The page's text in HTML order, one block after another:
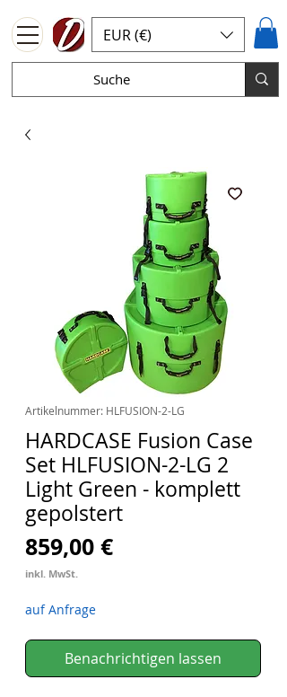
EUR (€)
Artikelnummer: HLFUSION-2-LG
HARDCASE Fusion Case
Set HLFUSION-2-LG 2
Light Green - komplett
gepolstert
859,00 €Preis
inkl. MwSt.
auf Anfrage
Benachrichtigen lassen